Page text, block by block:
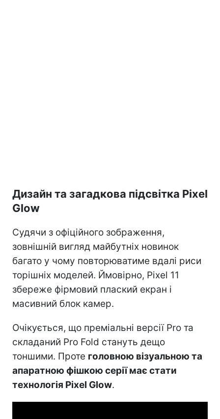
Дизайн та загадкова підсвітка Pixel
Glow
Судячи з офіційного зображення,
зовнішній вигляд майбутніх новинок
багато у чому повторюватиме вдалі риси
торішніх моделей. Ймовірно, Pixel 11
збереже фірмовий плаский екран і
масивний блок камер.
Очікується, що преміальні версії Pro та
складаний Pro Fold стануть дещо
тоншими. Проте головною візуальною та
апаратною фішкою серії має стати
технологія Pixel Glow.